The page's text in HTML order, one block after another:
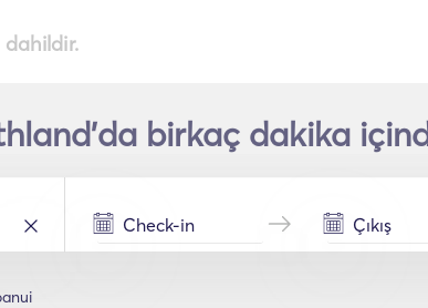
dahildir.
birkaç dakika